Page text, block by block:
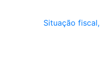
Situação